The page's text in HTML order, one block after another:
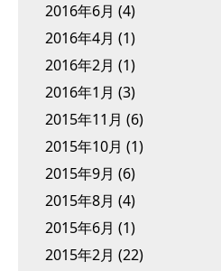
2016年6月 (4)
2016年4月 (1)
2016年2月 (1)
2016年1月 (3)
2015年11月 (6)
2015年10月 (1)
2015年9月 (6)
2015年8月 (4)
2015年6月 (1)
2015年2月 (22)